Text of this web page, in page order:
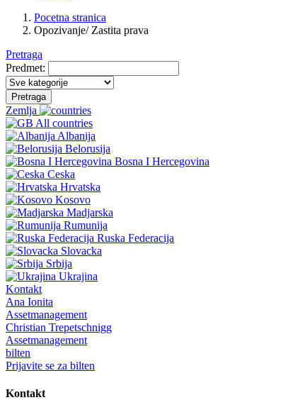
Pocetna stranica
Opozivanje/ Zastita prava
Pretraga
Predmet:
Pretraga
Zemlja
All countries
Albanija
Belorusija
Bosna I Hercegovina
Ceska
Hrvatska
Kosovo
Madjarska
Rumunija
Ruska Federacija
Slovacka
Srbija
Ukrajina
Kontakt
Ana Ionita
Assetmanagement
Christian Trepetschnigg
Assetmanagement
bilten
Prijavite se za bilten
Kontakt